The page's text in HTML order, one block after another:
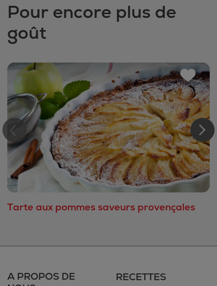
Pour encore plus de
goût
Tarte aux pommes saveurs provençales
A PROPOS DE
RECETTES